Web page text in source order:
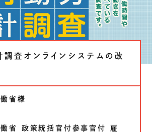
ョン
ン
調査オンラインシステムの改
省様
省 政策統括官付参事官付 雇